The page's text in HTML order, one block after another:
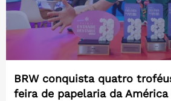
BRW conquista quatro
feira de papelaria da